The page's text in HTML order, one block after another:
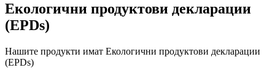
Екологични продуктови декларации
(EPDs)
Нашите продукти имат Екологични продуктови декларации
(EPDs)